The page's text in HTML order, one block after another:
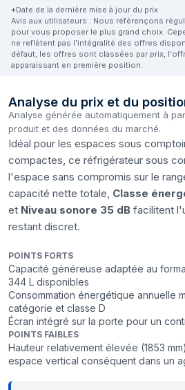
*Date de la dernière mise à jour du prix
Avis aux utilisateurs : Nous référençons
pour vous proposer le plus grand choix.
ne reflètent pas l'intégralité des offres
défaut, les offres sont classées par prix,
apparaissant en première position.
Analyse du prix et du
Analyse générée automatiquement à
produit et des données du marché.
Idéal pour les espaces sous
compactes, ce réfrigérateur sous
l'espace sans compromis sur le
capacité nette totale, Classe
et Niveau sonore 35 dB facilitent
restant discret.
POINTS FORTS
Capacité généreuse adaptée au
344 L disponibles
Consommation énergétique annuelle
catégorie et classe D
Écran intégré sur la porte pour un
POINTS FAIBLES
Hauteur relativement élevée (1853
espace vertical conséquent dans un